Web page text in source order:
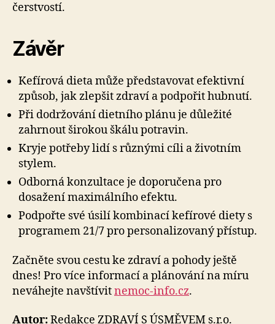
čerstvostí.
Závěr
Kefírová dieta může představovat efektivní
způsob, jak zlepšit zdraví a podpořit hubnutí.
Při dodržování dietního plánu je důležité
zahrnout širokou škálu potravin.
Kryje potřeby lidí s různými cíli a životním
stylem.
Odborná konzultace je doporučena pro
dosažení maximálního efektu.
Podpořte své úsilí kombinací kefírové diety s
programem 21/7 pro personalizovaný přístup.
Začněte svou cestu ke zdraví a pohody ještě
dnes! Pro více informací a plánování na míru
neváhejte navštívitnemoc-info.cz.
Autor:Redakce ZDRAVÍ S ÚSMĚVEM s.r.o.